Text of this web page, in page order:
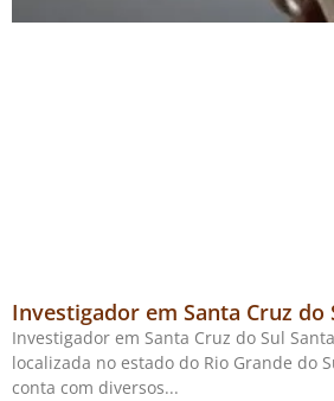
Investigador em Santa Cruz do
Investigador em Santa Cruz do Sul
localizada no estado do Rio Grande do
conta com diversos